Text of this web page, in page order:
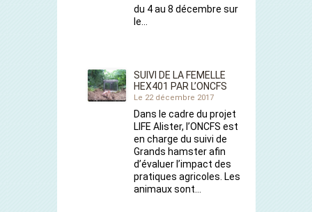
du 4 au 8 décembre sur
le…
SUIVI DE LA FEMELLE
HEX401 PAR L’ONCFS
Le 22 décembre 2017
Dans le cadre du projet
LIFE Alister, l’ONCFS est
en charge du suivi de
Grands hamster afin
d’évaluer l’impact des
pratiques agricoles. Les
animaux sont…